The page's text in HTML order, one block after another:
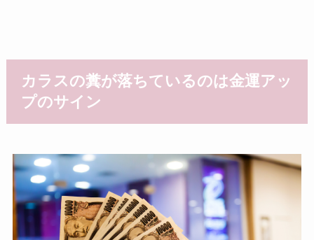
カラスの糞が落ちているのは金運アッ
プのサイン